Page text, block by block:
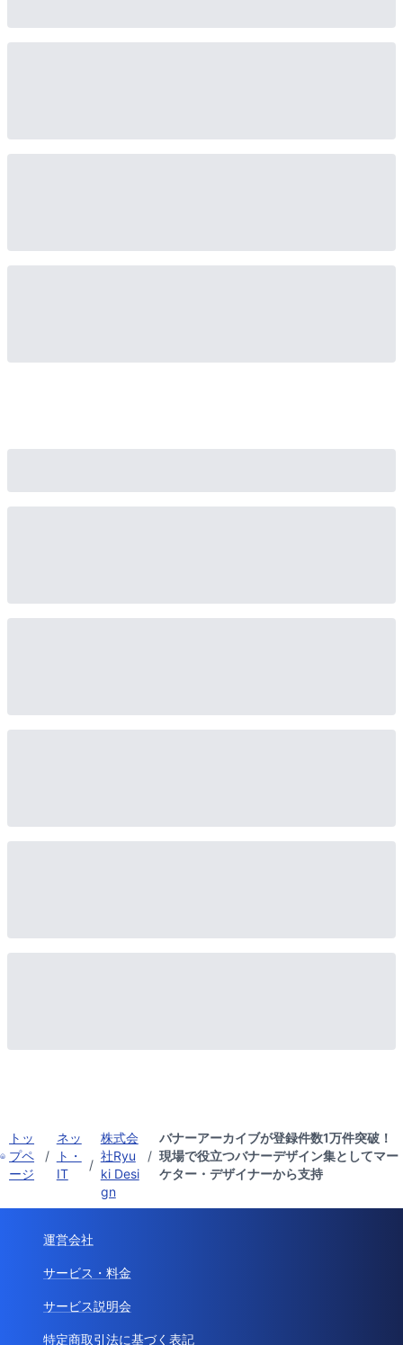
トッ
プペ
ージ
/
ネッ
ト・
IT
/
株式会
社Ryu
ki Desi
gn
/
バナーアーカイブが登録件数1万件突破！
現場で役立つバナーデザイン集としてマー
ケター・デザイナーから支持
運営会社
サービス・料金
サービス説明会
特定商取引法に基づく表記